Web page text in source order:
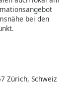
bei den
Zürich, Schweiz